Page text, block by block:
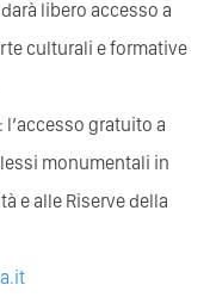
darà libero accesso a
culturali e formative
l’accesso gratuito a
monumentali in
e alle Riserve della